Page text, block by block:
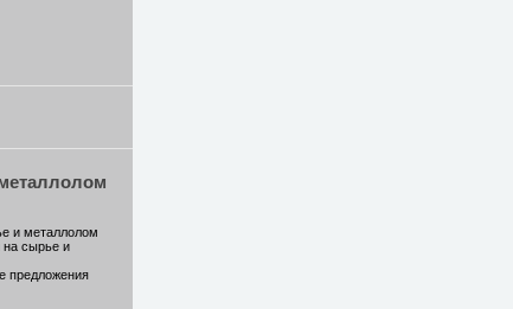
и металлолом
на сырье и
предложения